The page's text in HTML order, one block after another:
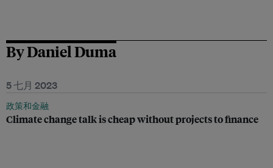
By Daniel Duma
5 七月 2023
政策和金融
Climate change talk is cheap without projects to finance